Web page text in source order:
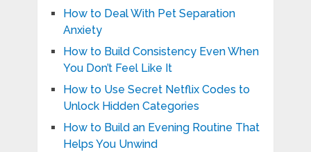
How to Deal With Pet Separation
Anxiety
How to Build Consistency Even When
You Don’t Feel Like It
How to Use Secret Netflix Codes to
Unlock Hidden Categories
How to Build an Evening Routine That
Helps You Unwind